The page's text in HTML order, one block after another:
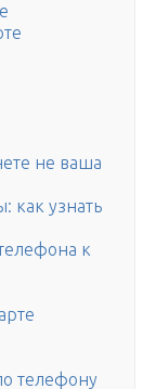
не ваша
как узнать
к
телефону